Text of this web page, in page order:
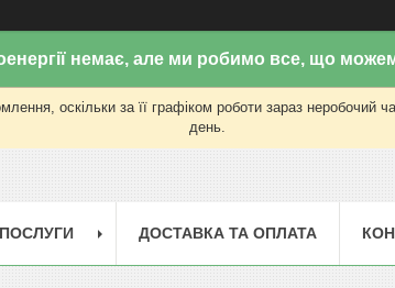
немає, але ми робимо все, що
оскільки за її графіком роботи зараз
день.
ДОСТАВКА ТА ОПЛАТА